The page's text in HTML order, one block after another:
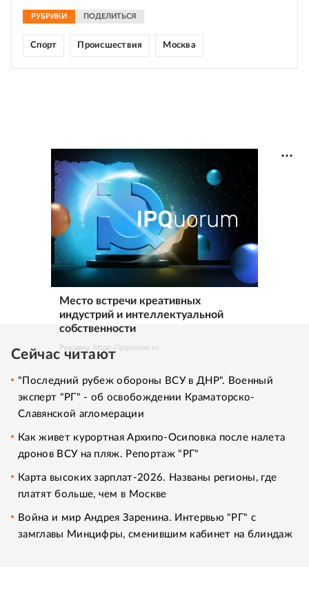
РУБРИКИ ПОДЕЛИТЬСЯ
Спорт Происшествия Москва
Место встречи креативных
индустрий и интеллектуальной
собственности
Реклама. https://ipquorum.ru
Сейчас читают
"Последний рубеж обороны ВСУ в ДНР". Военный
эксперт "РГ" - об освобождении Краматорско-
Славянской агломерации
Как живет курортная Архипо-Осиповка после налета
дронов ВСУ на пляж. Репортаж "РГ"
Карта высоких зарплат-2026. Названы регионы, где
платят больше, чем в Москве
Война и мир Андрея Заренина. Интервью "РГ" с
замглавы Минцифры, сменившим кабинет на блиндаж